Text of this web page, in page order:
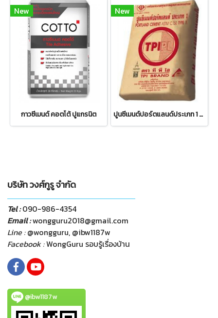
New
กาวซีเมนต์ คอตโต้ ปูแกรนิต
New
ปูนซีเมนต์ปอร์ตแลนด์ประเภท 1 ตราทีพีไอ ปูน TPI แดง 50 กก.
บริษัท วงศ์กูรู จำกัด
Tel :090-986-4354
Email :wongguru2018@gmail.com
Line :@wongguru, @ibw1187w
Facebook :WongGuru รอบรู้เรื่องบ้าน
@ibw1187w